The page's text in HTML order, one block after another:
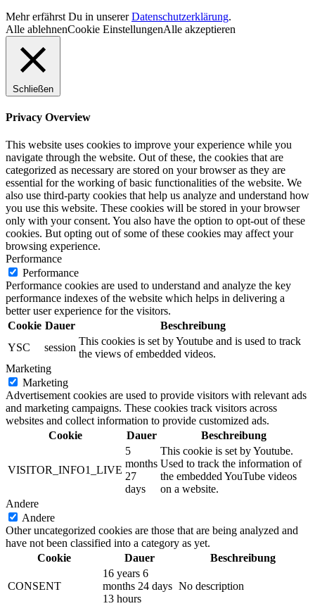
Mehr erfährst Du in unsererDatenschutzerklärung.
Alle ablehnenCookie EinstellungenAlle akzeptieren
Schließen
Privacy Overview
This website uses cookies to improve your experience while you
navigate through the website. Out of these, the cookies that are
categorized as necessary are stored on your browser as they are
essential for the working of basic functionalities of the website. We
also use third-party cookies that help us analyze and understand how
you use this website. These cookies will be stored in your browser
only with your consent. You also have the option to opt-out of these
cookies. But opting out of some of these cookies may affect your
browsing experience.
Performance
Performance
Performance cookies are used to understand and analyze the key
performance indexes of the website which helps in delivering a
better user experience for the visitors.
Cookie Dauer
Beschreibung
YSC
session
This cookies is set by Youtube and is used to track
the views of embedded videos.
Marketing
Marketing
Advertisement cookies are used to provide visitors with relevant ads
and marketing campaigns. These cookies track visitors across
websites and collect information to provide customized ads.
Cookie
Dauer Beschreibung
VISITOR_INFO1_LIVE
5
months
27
days
This cookie is set by Youtube.
Used to track the information of
the embedded YouTube videos
on a website.
Andere
Andere
Other uncategorized cookies are those that are being analyzed and
have not been classified into a category as yet.
Cookie
Dauer Beschreibung
CONSENT
16 years 6
months 24 days
13 hours
No description